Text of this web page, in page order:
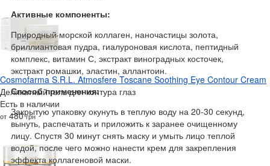
Активные компоненты:
Природный морской коллаген, наночастицы золота,
бриллиантовая пудра, гиалуроновая кислота, пептидный
комплекс, витамин С, экстракт виноградных косточек,
экстракт ромашки, эластин, аллантоин.
Способ применения:
Закрытую упаковку окунуть в теплую воду на 20-30 секунд,
вынуть, распечатать и приложить к заранее очищенному
лицу. Спустя 30 минут снять маску и умыть лицо теплой
водой, после чего можно нанести крем для закрепления
эффекта коллагеновой маски.
Cosmofarma S.R.L. Atmosfere Toscane Soothing Eye Contour Cream
Деликатный гель для контура глаз
Есть в наличии
от 480грн